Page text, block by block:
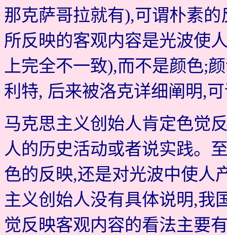
那克萨哥拉就有),可谓朴素
所反映的客观内容是光波使
上完全不一致),而不是颜色;
利特, 后来被洛克详细阐明,
马克思主义创始人肯定色觉
人的历史活动或者说实践。
色的反映,还是对光波中使人
主义创始人没有具体说明,我
觉反映客观内容的看法主要